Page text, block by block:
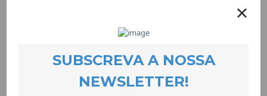
melhorem o percurso escolar e as oportunidades de futuro;
promotoras da diminuição do absentismo escolar e
educação pelos percursos escolares dos/as seus/suas